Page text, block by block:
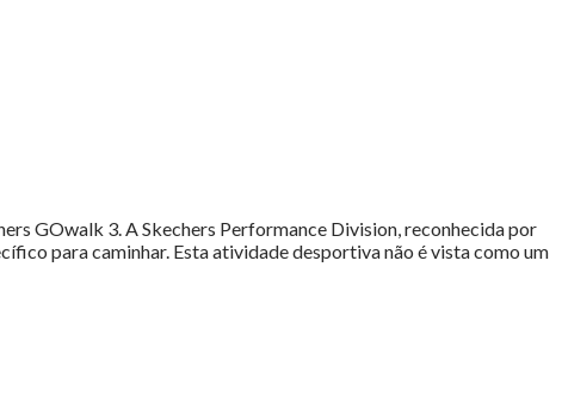
GOwalk 3. A Skechers Performance Division, reconhecida por
para caminhar. Esta atividade desportiva não é vista como um